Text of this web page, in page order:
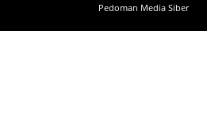
Pedoman Media Siber